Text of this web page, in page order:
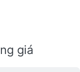
giá